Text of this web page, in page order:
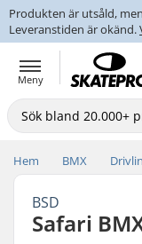
Produkten är utsåld,
Leveranstiden är okänd.
Meny
Hem BMX
BSD
Safari